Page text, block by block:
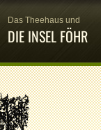
Das Theehaus und
DIE INSEL FÖHR